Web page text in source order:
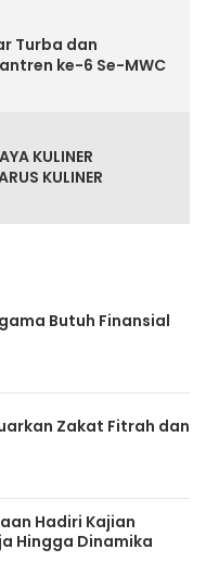
Turba dan
ke-6 Se-MWC
KULINER
KULINER
Butuh Finansial
Zakat Fitrah dan
Hadiri Kajian
Hingga Dinamika